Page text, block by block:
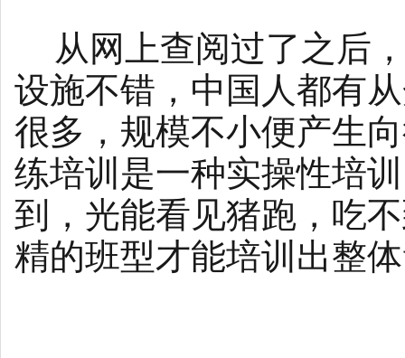
从网上查阅过了之后
设施不错，中国人都有
很多，规模不小便产生
练培训是一种实操性培
到，光能看见猪跑，吃
精的班型才能培训出整